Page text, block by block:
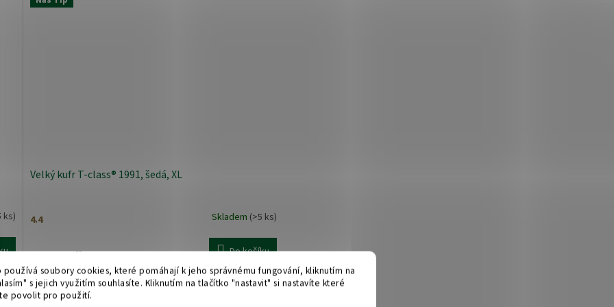
používá soubory cookies, které pomáhají k jeho správnému fungování, kliknutím na
s jejich využitím souhlasíte. Kliknutím na tlačítko "nastavit" si nastavíte které
povolit pro použití.
ks)
Velký kufr T-class® 1991, šedá, XL
Průměrné
4,4
z
5
Skladem (>5 ks)
3 051 Kč Do košíku
Odolnost: velmi vysoká, 75 x 51 x 30 cm ...